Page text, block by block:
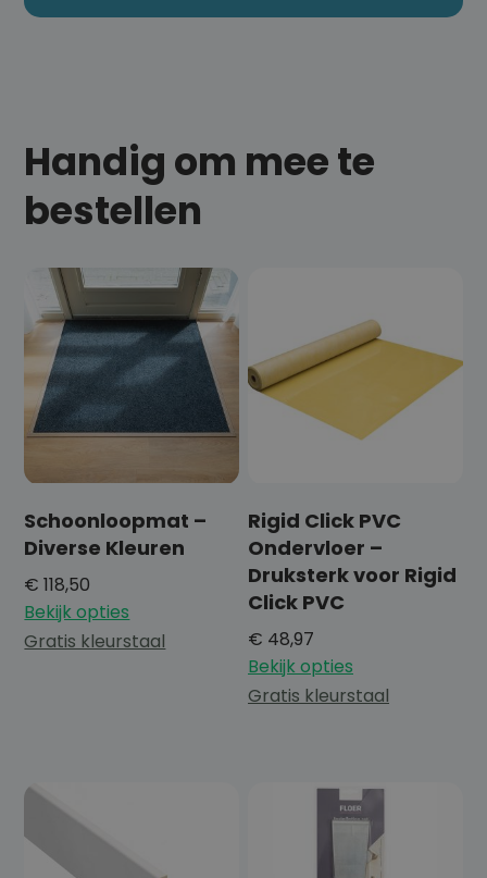
Handig om mee te
bestellen
Schoonloopmat –
Diverse Kleuren
€ 118,50
Bekijk opties
Gratis kleurstaal
Rigid Click PVC
Ondervloer –
Druksterk voor Rigid
Click PVC
€ 48,97
Bekijk opties
Gratis kleurstaal